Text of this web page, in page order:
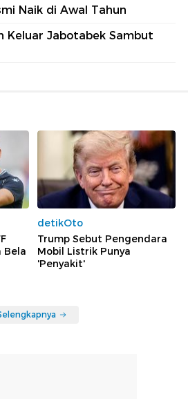
Naik di Awal Tahun
Keluar Jabotabek Sambut
Bela
detikOto
Trump Sebut Pengendara
Mobil Listrik Punya
'Penyakit'